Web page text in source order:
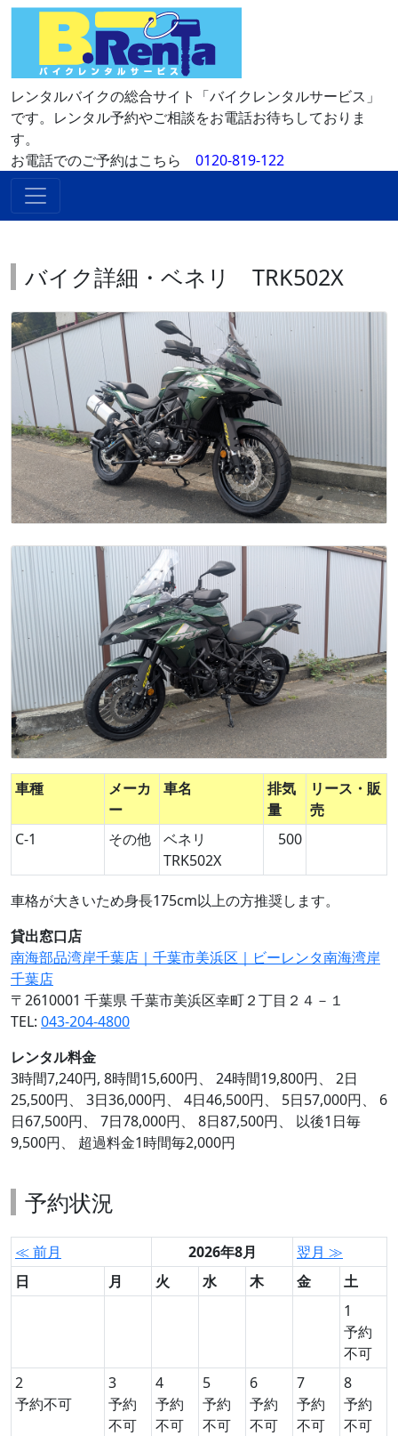
レンタルバイクの総合サイト「バイクレンタルサービス」
です。レンタル予約やご相談をお電話お待ちしておりま
す。
お電話でのご予約はこちら 0120-819-122
バイク詳細・ベネリ TRK502X
車種
メーカ
ー
車名
排気
量
リース・販
売
C-1
その他
ベネリ
TRK502X
500
車格が大きいため身長175cm以上の方推奨します。
貸出窓口店
南海部品湾岸千葉店｜千葉市美浜区｜ビーレンタ南海湾岸
千葉店
〒2610001 千葉県 千葉市美浜区幸町２丁目２４－１
TEL: 043-204-4800
レンタル料金
3時間7,240円, 8時間15,600円、 24時間19,800円、 2日
25,500円、 3日36,000円、 4日46,500円、 5日57,000円、 6
日67,500円、 7日78,000円、 8日87,500円、 以後1日毎
9,500円、 超過料金1時間毎2,000円
予約状況
≪ 前月 2026年8月
翌月 ≫
日
月 火 水 木 金
土
1
予約
不可
2
予約不可
3
予約
不可
4
予約
不可
5
予約
不可
6
予約
不可
7
予約
不可
8
予約
不可